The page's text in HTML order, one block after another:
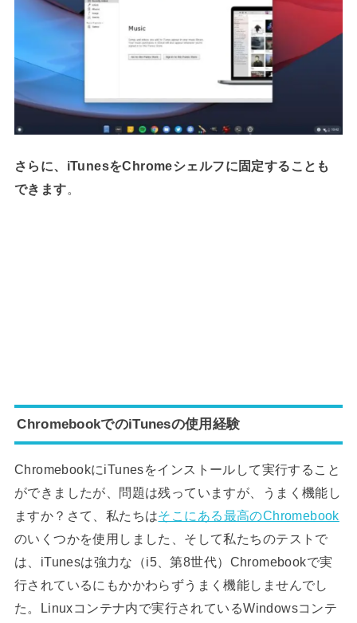
さらに、iTunesをChromeシェルフに固定することも
できます
ChromebookでのiTunesの使用経験
ChromebookにiTunesをインストールして実行すること
ができましたが、問題は残っていますが、うまく機能し
ますか？さて、私たちはそこにある最高のChromebook
のいくつかを使用しました、そして私たちのテストで
は、iTunesは強力な（i5、第8世代）Chromebookで実
行されているにもかかわらずうまく機能しませんでし
た。Linuxコンテナ内で実行されているWindowsコンテ